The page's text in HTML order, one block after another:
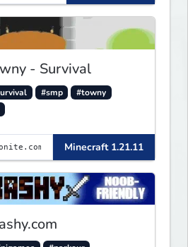
modes,
timeless
innovative new
seamlessly.
- Survival
#smp
#towny
Minecraft 1.21.11